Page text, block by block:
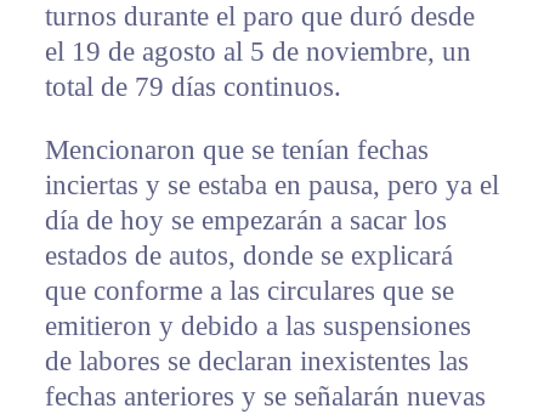
turnos durante el paro que duró desde
el 19 de agosto al 5 de noviembre, un
total de 79 días continuos.
Mencionaron que se tenían fechas
inciertas y se estaba en pausa, pero ya el
día de hoy se empezarán a sacar los
estados de autos, donde se explicará
que conforme a las circulares que se
emitieron y debido a las suspensiones
de labores se declaran inexistentes las
fechas anteriores y se señalarán nuevas